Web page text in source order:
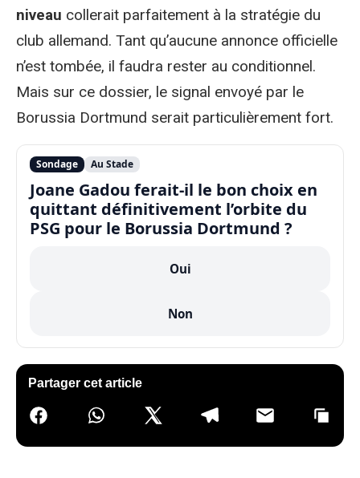
niveau collerait parfaitement à la stratégie du
club allemand. Tant qu’aucune annonce officielle
n’est tombée, il faudra rester au conditionnel.
Mais sur ce dossier, le signal envoyé par le
Borussia Dortmund serait particulièrement fort.
Sondage Au Stade
Joane Gadou ferait-il le bon choix en
quittant définitivement l’orbite du
PSG pour le Borussia Dortmund ?
Oui
Non
Partager cet article